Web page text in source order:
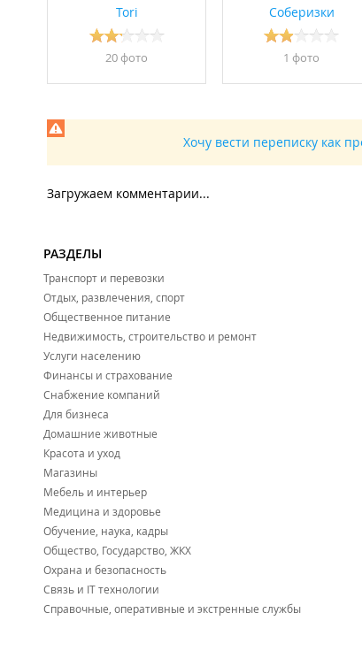
Tori
20 фото
Соберизки
1 фото
Хочу вести переписку как
Загружаем комментарии...
РАЗДЕЛЫ
Транспорт и перевозки
Отдых, развлечения, спорт
Общественное питание
Недвижимость, строительство и ремонт
Услуги населению
Финансы и страхование
Снабжение компаний
Для бизнеса
Домашние животные
Красота и уход
Магазины
Мебель и интерьер
Медицина и здоровье
Обучение, наука, кадры
Общество, Государство, ЖКХ
Охрана и безопасность
Связь и IT технологии
Справочные, оперативные и экстренные службы